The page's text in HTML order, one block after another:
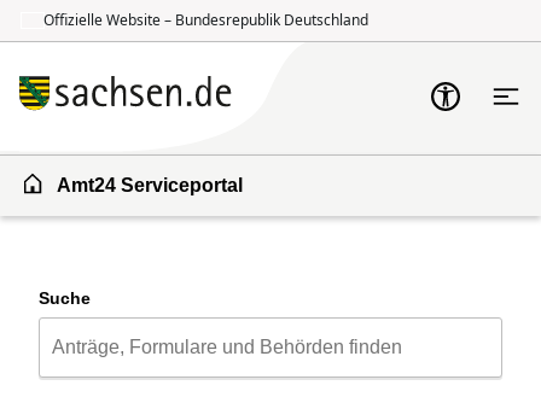
Offizielle Website – Bundesrepublik Deutschland
Amt24 Serviceportal
Suche